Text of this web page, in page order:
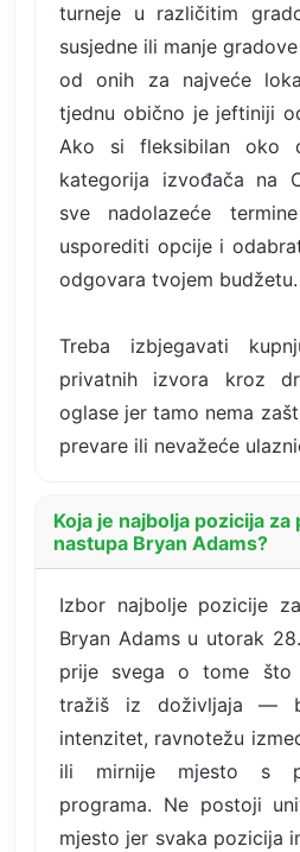
turneje u različitim
susjedne ili manje
od onih za najveće
tjednu obično je jeftiniji
Ako si fleksibilan oko
kategorija izvođača na
sve nadolazeće
usporediti opcije i
odgovara tvojem budžetu.
Treba izbjegavati
privatnih izvora kroz
oglase jer tamo nema
prevare ili nevažeće
Koja je najbolja pozicija za
nastupa Bryan Adams?
Izbor najbolje pozicije
Bryan Adams u utorak
prije svega o tome što
tražiš iz doživljaja —
intenzitet, ravnotežu
ili mirnije mjesto s
programa. Ne postoji
mjesto jer svaka pozicija